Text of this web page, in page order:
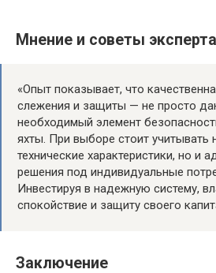
Мнение и советы эксперта
«Опыт показывает, что
слежения и защиты — не просто
необходимый элемент
яхты. При выборе стоит учитывать
технические характеристики, но и
решения под индивидуальные
Инвестируя в надежную систему,
спокойствие и защиту своего
Заключение